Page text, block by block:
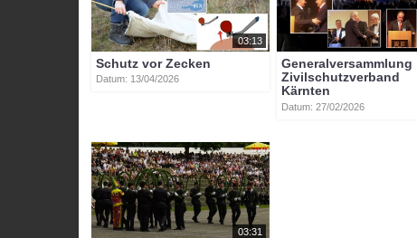
03:13
Schutz vor Zecken
Datum: 13/04/2026
Generalversammlung
Zivilschutzverband
Kärnten
Datum: 27/02/2026
03:31